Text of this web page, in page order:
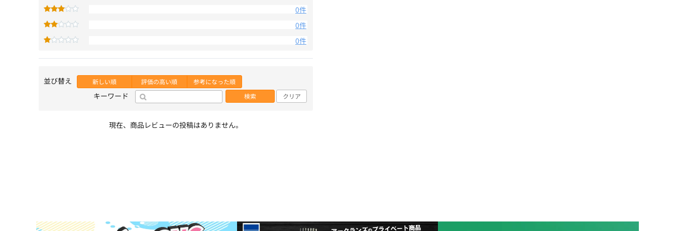
0件
0件
0件
並び替え 新しい順 評価の高い順 参考になった順
キーワード 検索 クリア
現在、商品レビューの投稿はありません。